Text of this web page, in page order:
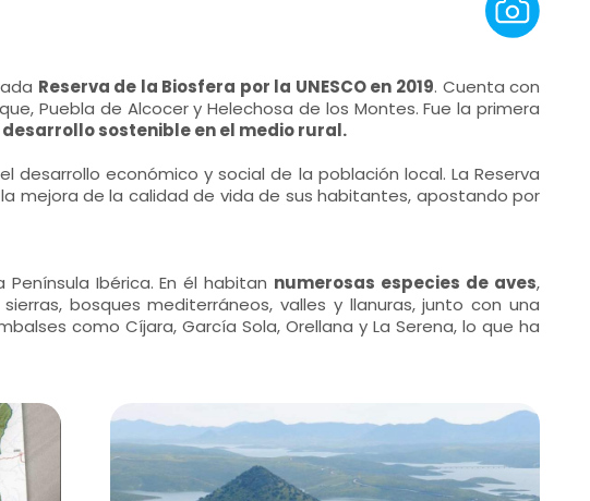
Reserva de la Biosfera por la UNESCO en 2019. Cuenta con
Puebla de Alcocer y Helechosa de los Montes. Fue la primera
sostenible en el medio rural.
económico y social de la población local. La Reserva
mejora de la calidad de vida de sus habitantes, apostando por
Ibérica. En él habitan numerosas especies de aves,
bosques mediterráneos, valles y llanuras, junto con una
como Cíjara, García Sola, Orellana y La Serena, lo que ha